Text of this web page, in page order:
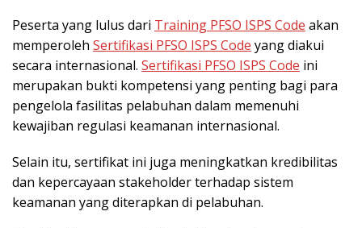
Peserta yang lulus dari Training PFSO ISPS Code akan
memperoleh Sertifikasi PFSO ISPS Code yang diakui
secara internasional. Sertifikasi PFSO ISPS Code ini
merupakan bukti kompetensi yang penting bagi para
pengelola fasilitas pelabuhan dalam memenuhi
kewajiban regulasi keamanan internasional.
Selain itu, sertifikat ini juga meningkatkan kredibilitas
dan kepercayaan stakeholder terhadap sistem
keamanan yang diterapkan di pelabuhan.